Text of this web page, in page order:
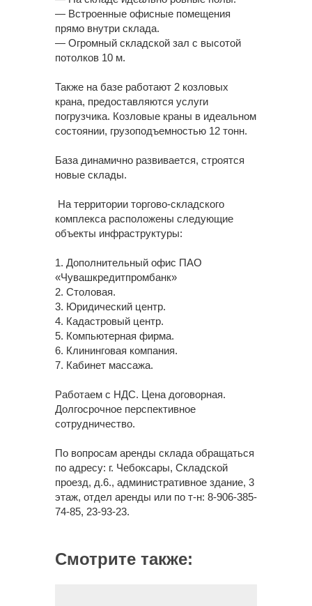
— Встроенные офисные помещения
прямо внутри склада.
— Огромный складской зал с высотой
потолков 10 м.
Также на базе работают 2 козловых
крана, предоставляются услуги
погрузчика. Козловые краны в идеальном
состоянии, грузоподъемностью 12 тонн.
База динамично развивается, строятся
новые склады.
На территории торгово-складского
комплекса расположены следующие
объекты инфраструктуры:
1. Дополнительный офис ПАО
«Чувашкредитпромбанк»
2. Столовая.
3. Юридический центр.
4. Кадастровый центр.
5. Компьютерная фирма.
6. Клининговая компания.
7. Кабинет массажа.
Работаем с НДС. Цена договорная.
Долгосрочное перспективное
сотрудничество.
По вопросам аренды склада обращаться
по адресу: г. Чебоксары, Складской
проезд, д.6., административное здание, 3
этаж, отдел аренды или по т-н: 8-906-385-
74-85, 23-93-23.
Смотрите также: